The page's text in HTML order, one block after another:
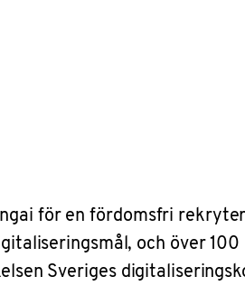
för en fördomsfri
och över
Sveriges